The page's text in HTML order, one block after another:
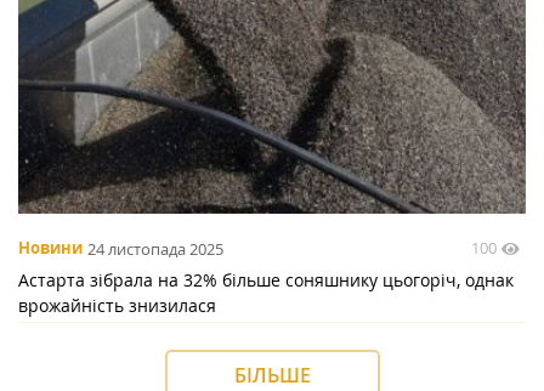
Новини 24 листопада 2025 100
Астарта зібрала на 32% більше соняшнику цьогоріч, однак
врожайність знизилася
БІЛЬШЕ